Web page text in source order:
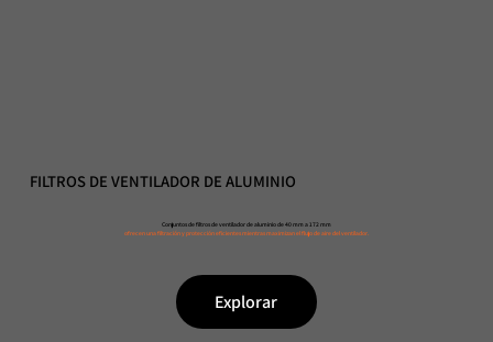
FILTROS DE VENTILADOR DE ALUMINIO
Conjuntos de filtros de ventilador de aluminio de 40 mm a 172 mm
ofrecen una filtración y protección eficientes mientras maximizan el flujo de aire del ventilador.
Explorar